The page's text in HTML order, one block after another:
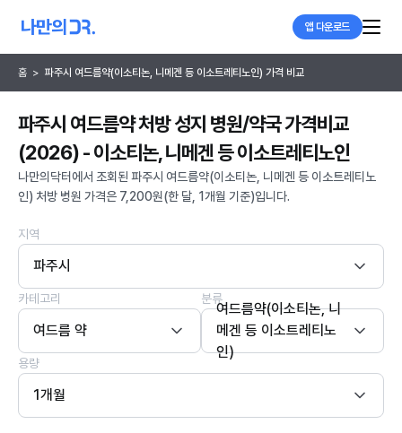
앱 다운로드
홈 > 파주시 여드름약(이소티논, 니메겐 등 이소트레티노인) 가격 비교
파주시 여드름약 처방 성지 병원/약국 가격비교
(2026) - 이소티논, 니메겐 등 이소트레티노인
나만의닥터에서 조회된 파주시 여드름약(이소티논, 니메겐 등 이소트레티노
인) 처방 병원 가격은 7,200원(한 달, 1개월 기준)입니다.
지역
파주시
카테고리
여드름 약
분류
여드름약(이소티논, 니
메겐 등 이소트레티노
인)
용량
1개월